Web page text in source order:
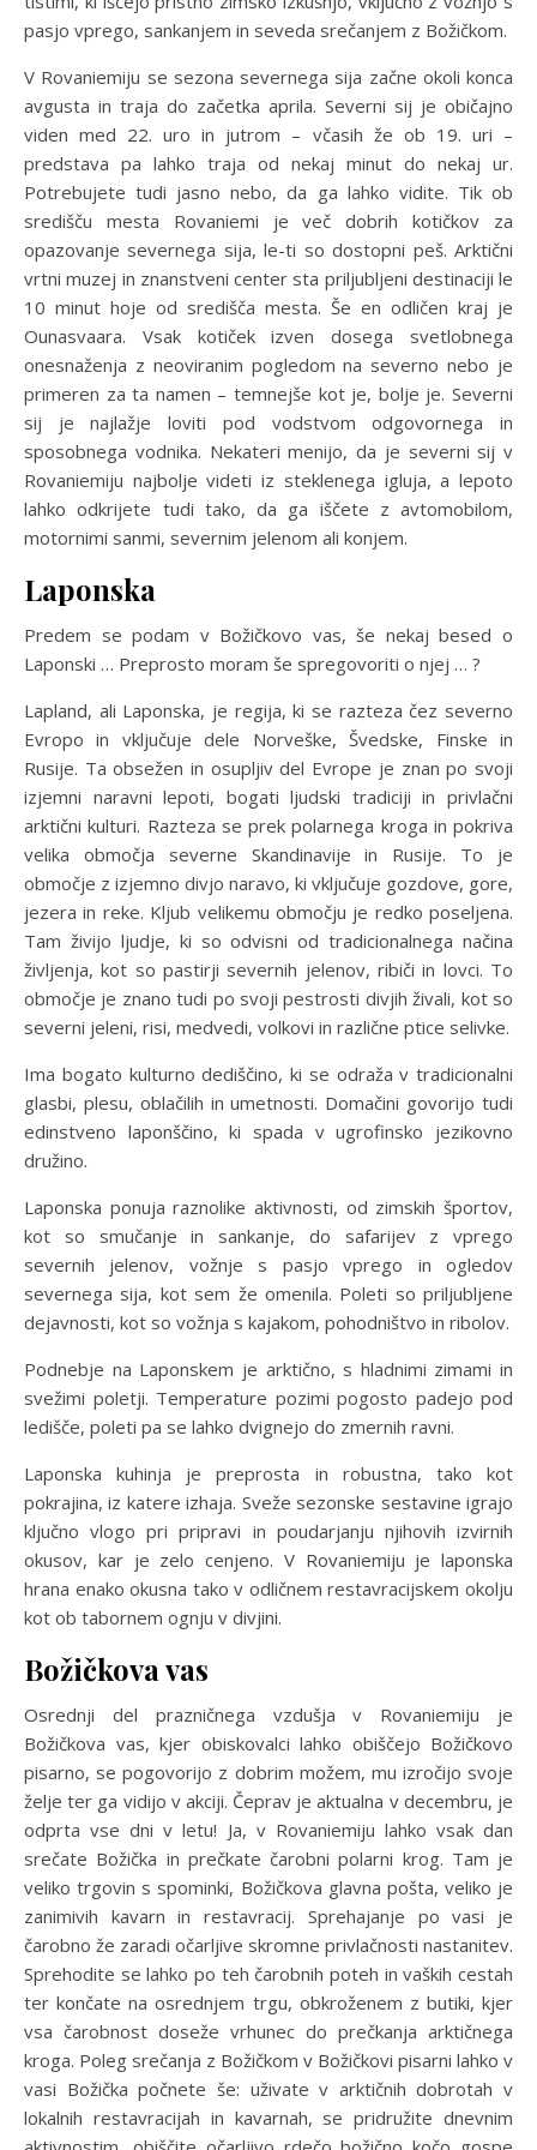
pasjo vprego, sankanjem in seveda srečanjem z Božičkom.
V Rovaniemiju se sezona severnega sija začne okoli konca
avgusta in traja do začetka aprila. Severni sij je običajno
viden med 22. uro in jutrom – včasih že ob 19. uri –
predstava pa lahko traja od nekaj minut do nekaj ur.
Potrebujete tudi jasno nebo, da ga lahko vidite. Tik ob
središču mesta Rovaniemi je več dobrih kotičkov za
opazovanje severnega sija, le-ti so dostopni peš. Arktični
vrtni muzej in znanstveni center sta priljubljeni destinaciji le
10 minut hoje od središča mesta. Še en odličen kraj je
Ounasvaara. Vsak kotiček izven dosega svetlobnega
onesnaženja z neoviranim pogledom na severno nebo je
primeren za ta namen – temnejše kot je, bolje je. Severni
sij je najlažje loviti pod vodstvom odgovornega in
sposobnega vodnika. Nekateri menijo, da je severni sij v
Rovaniemiju najbolje videti iz steklenega igluja, a lepoto
lahko odkrijete tudi tako, da ga iščete z avtomobilom,
motornimi sanmi, severnim jelenom ali konjem.
Laponska
Predem se podam v Božičkovo vas, še nekaj besed o
Laponski … Preprosto moram še spregovoriti o njej … ?
Lapland, ali Laponska, je regija, ki se razteza čez severno
Evropo in vključuje dele Norveške, Švedske, Finske in
Rusije. Ta obsežen in osupljiv del Evrope je znan po svoji
izjemni naravni lepoti, bogati ljudski tradiciji in privlačni
arktični kulturi. Razteza se prek polarnega kroga in pokriva
velika območja severne Skandinavije in Rusije. To je
območje z izjemno divjo naravo, ki vključuje gozdove, gore,
jezera in reke. Kljub velikemu območju je redko poseljena.
Tam živijo ljudje, ki so odvisni od tradicionalnega načina
življenja, kot so pastirji severnih jelenov, ribiči in lovci. To
območje je znano tudi po svoji pestrosti divjih živali, kot so
severni jeleni, risi, medvedi, volkovi in različne ptice selivke.
Ima bogato kulturno dediščino, ki se odraža v tradicionalni
glasbi, plesu, oblačilih in umetnosti. Domačini govorijo tudi
edinstveno laponščino, ki spada v ugrofinsko jezikovno
družino.
Laponska ponuja raznolike aktivnosti, od zimskih športov,
kot so smučanje in sankanje, do safarijev z vprego
severnih jelenov, vožnje s pasjo vprego in ogledov
severnega sija, kot sem že omenila. Poleti so priljubljene
dejavnosti, kot so vožnja s kajakom, pohodništvo in ribolov.
Podnebje na Laponskem je arktično, s hladnimi zimami in
svežimi poletji. Temperature pozimi pogosto padejo pod
ledišče, poleti pa se lahko dvignejo do zmernih ravni.
Laponska kuhinja je preprosta in robustna, tako kot
pokrajina, iz katere izhaja. Sveže sezonske sestavine igrajo
ključno vlogo pri pripravi in poudarjanju njihovih izvirnih
okusov, kar je zelo cenjeno. V Rovaniemiju je laponska
hrana enako okusna tako v odličnem restavracijskem okolju
kot ob tabornem ognju v divjini.
Božičkova vas
Osrednji del prazničnega vzdušja v Rovaniemiju je
Božičkova vas, kjer obiskovalci lahko obiščejo Božičkovo
pisarno, se pogovorijo z dobrim možem, mu izročijo svoje
želje ter ga vidijo v akciji. Čeprav je aktualna v decembru, je
odprta vse dni v letu! Ja, v Rovaniemiju lahko vsak dan
srečate Božička in prečkate čarobni polarni krog. Tam je
veliko trgovin s spominki, Božičkova glavna pošta, veliko je
zanimivih kavarn in restavracij. Sprehajanje po vasi je
čarobno že zaradi očarljive skromne privlačnosti nastanitev.
Sprehodite se lahko po teh čarobnih poteh in vaških cestah
ter končate na osrednjem trgu, obkroženem z butiki, kjer
vsa čarobnost doseže vrhunec do prečkanja arktičnega
kroga. Poleg srečanja z Božičkom v Božičkovi pisarni lahko v
vasi Božička počnete še: uživate v arktičnih dobrotah v
lokalnih restavracijah in kavarnah, se pridružite dnevnim